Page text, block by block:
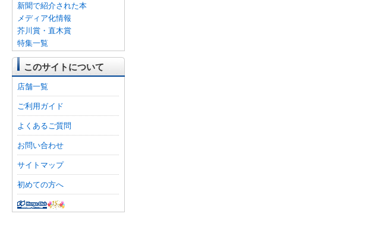
新聞で紹介された本
メディア化情報
芥川賞・直木賞
特集一覧
このサイトについて
店舗一覧
ご利用ガイド
よくあるご質問
お問い合わせ
サイトマップ
初めての方へ